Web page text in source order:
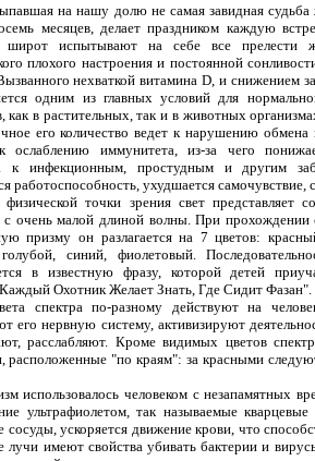
на нашу долю не самая завидная судьба
месяцев, делает праздником каждую
широт испытывают на себе все прелести
плохого настроения и постоянной
нехваткой витамина D, и снижением
одним из главных условий для
как в растительных, так и в животных
его количество ведет к нарушению обмена
ослаблению иммунитета, из-за чего
к инфекционным, простудным и другим
работоспособность, ухудшается самочувствие,
точки зрения свет представляет
с очень малой длиной волны. При прохождении
призму он разлагается на 7 цветов:
синий, фиолетовый.
в известную фразу, которой детей
Охотник Желает Знать, Где Сидит Фазан".
спектра по-разному действуют на
его нервную систему, активизируют
расслабляют. Кроме видимых цветов
расположенные "по краям": за красными
использовалось человеком с незапамятных
ультрафиолетом, так называемые
ускоряется движение крови, что
лучи имеют свойства убивать бактерии и